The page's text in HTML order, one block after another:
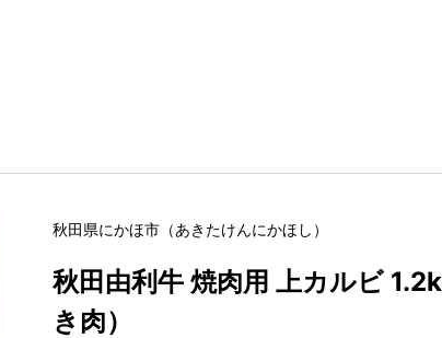
秋田県にかほ市 （あきたけんにかほし ）
秋田由利牛 焼肉用 上カルビ
き肉）